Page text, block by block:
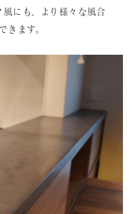
にも、より様々な風合
きます。